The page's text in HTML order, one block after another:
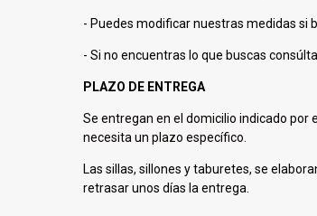
- Puedes modificar nuestras medidas si
- Si no encuentras lo que buscas
PLAZO DE ENTREGA
Se entregan en el domicilio indicado por
necesita un plazo específico.
Las sillas, sillones y taburetes, se
retrasar unos días la entrega.